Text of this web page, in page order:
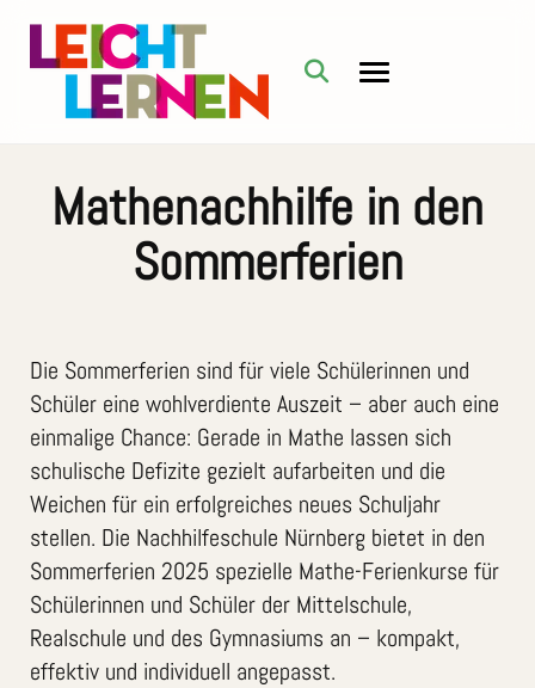
Mathenachhilfe in den
Sommerferien
Die Sommerferien sind für viele Schülerinnen und
Schüler eine wohlverdiente Auszeit – aber auch eine
einmalige Chance: Gerade in Mathe lassen sich
schulische Defizite gezielt aufarbeiten und die
Weichen für ein erfolgreiches neues Schuljahr
stellen. Die Nachhilfeschule Nürnberg bietet in den
Sommerferien 2025 spezielle Mathe-Ferienkurse für
Schülerinnen und Schüler der Mittelschule,
Realschule und des Gymnasiums an – kompakt,
effektiv und individuell angepasst.